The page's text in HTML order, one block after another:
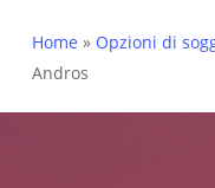
Home » Opzioni di
Andros